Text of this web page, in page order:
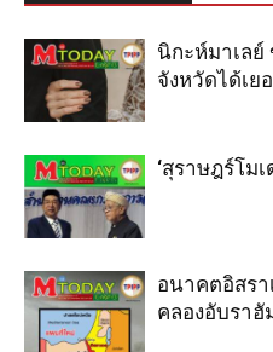
นิกะห์มาเลย์
จังหวัดได้เย
‘สุราษฎร์โม
อนาคตอิสรา
คลองอับราฮั